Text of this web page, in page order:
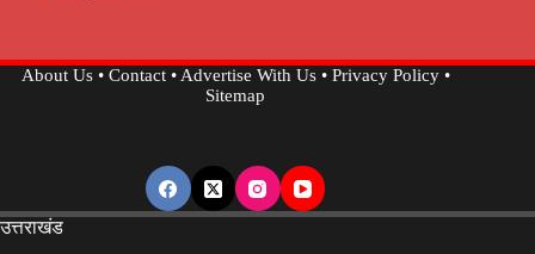
About Us• Contact•Advertise With Us• Privacy Policy•
Sitemap
उत्तराखंड